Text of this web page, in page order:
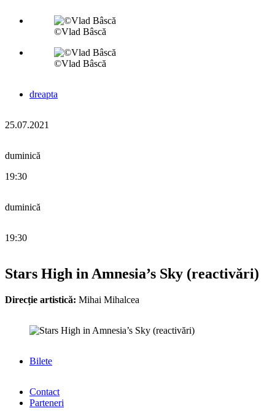
©Vlad Bâscă
©Vlad Bâscă
dreapta
25.07.2021
duminică
19:30
duminică
19:30
Stars High in Amnesia’s Sky (reactivări)
Direcție artistică: Mihai Mihalcea
Bilete
Contact
Parteneri